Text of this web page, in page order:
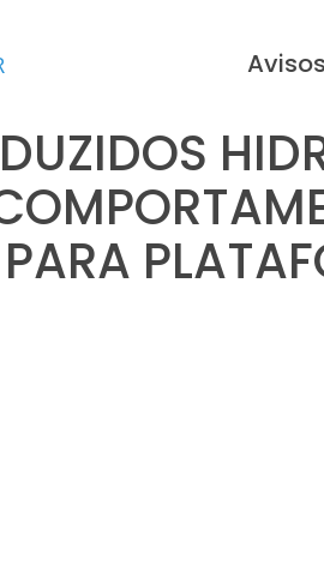
Avisos